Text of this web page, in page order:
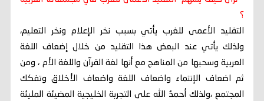
؟
التقليد الأعمى للغرب يأتي بسبب نخر الإعلام ونخر التعليم،
ولذلك يأتي عند البعض هذا التقليد من خلال إضعاف اللغة
العربية وسحبها من المناهج مع أنها لغة القرآن واللغة الأم ، ومن
ثم اضعاف الإنتماء واضعاف اللغة واضعاف الأخلاق وتفكك
المجتمع ،ولذلك أحمدُ الله على التجربة الخليجية المضيئة المليئة